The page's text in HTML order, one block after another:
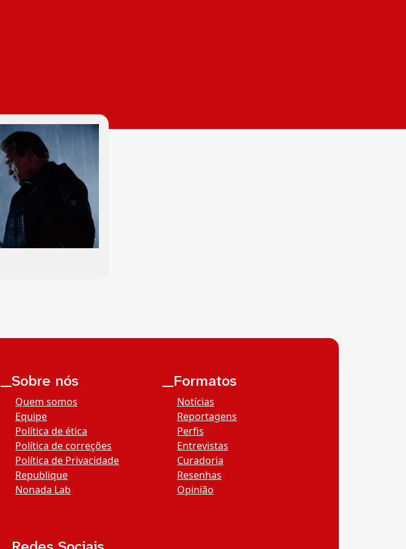
__Sobre nós
Quem somos
Equipe
Política de ética
Política de correções
Política de Privacidade
Republique
Nonada Lab
__Formatos
Notícias
Reportagens
Perfis
Entrevistas
Curadoria
Resenhas
Opinião